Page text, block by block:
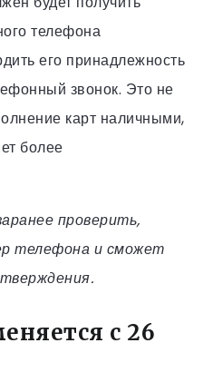
телефона
его принадлежность
звонок. Это не
карт наличными,
более
проверить,
телефона и сможет
с 26